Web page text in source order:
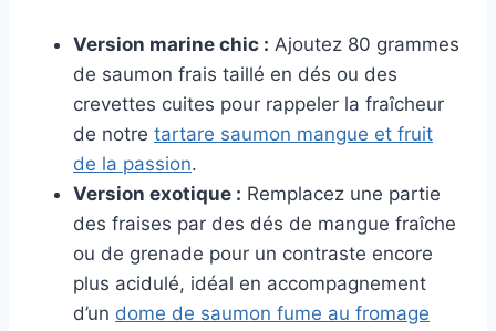
Version marine chic : Ajoutez 80 grammes
de saumon frais taillé en dés ou des
crevettes cuites pour rappeler la fraîcheur
de notre tartare saumon mangue et fruit
de la passion.
Version exotique : Remplacez une partie
des fraises par des dés de mangue fraîche
ou de grenade pour un contraste encore
plus acidulé, idéal en accompagnement
d’un dome de saumon fume au fromage